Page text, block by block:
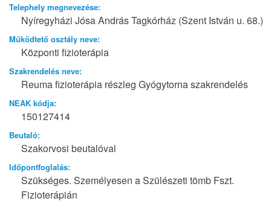
Telephely megnevezése:
Nyíregyházi Jósa András Tagkórház (Szent István u. 68.)
Működtető osztály neve:
Központi fizioterápia
Szakrendelés neve:
Reuma fizioterápia részleg Gyógytorna szakrendelés
NEAK kódja:
150127414
Beutaló:
Szakorvosi beutalóval
Időpontfoglalás:
Szükséges. Személyesen a Szülészeti tömb Fszt.
Fizioterápián